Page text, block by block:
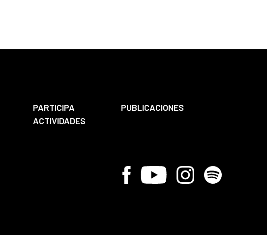
PARTICIPA
PUBLICACIONES
ACTIVIDADES
Facebook
Youtube InstagramSpotify